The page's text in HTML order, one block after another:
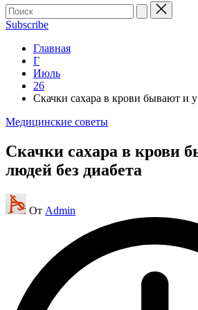
Поиск
для:
Subscribe
Главная
Г
Июль
26
Скачки сахара в крови бывают и
Опубликовано
Медицинские советы
Скачки сахара в крови
людей без диабета
Запись
от
От Admin